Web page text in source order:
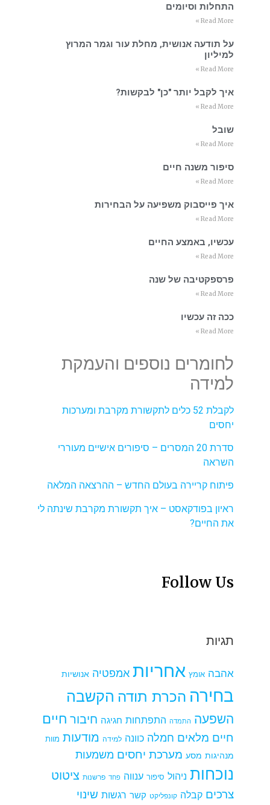
התחלות וסיומים
Read More »
על תודעה אנושית, מחלת עור וגמר המרוץ
למיליון
Read More »
איך לקבל יותר "כן" לבקשות?
Read More »
שובל
Read More »
סיפור משנה חיים
Read More »
איך פייסבוק משפיעה על הבחירות
Read More »
עכשיו, באמצע החיים
Read More »
פרספקטיבה של שנה
Read More »
ככה זה עכשיו
Read More »
לחומרים נוספים והעמקת
למידה
לקבלת 52 כלים לתקשורת מקרבת ומערכות
יחסים
סדרת 20 המסרים – סיפורים אישיים מעוררי
השראה
פיתוח קריירה בעולם החדש – ההרצאה המלאה
ראיון בפודקאסט – איך תקשורת מקרבת שינתה לי
את החיים?
Follow Us
תגיות
אהבה אומץ אחריות אמפטיה אנושיות
בחירה הכרת תודה הקשבה
השפעה התמדה התפתחות חגיגה חיבור חיים
חיים מלאים חמלה כוונה למידה מודעות מוות
מנהיגות מסע מערכת יחסים משמעות
נוכחות ניהול סיפור ענווה פחד פרשנות ציטוט
צרכים קבלה קונפליקט קשר רגשות שינוי